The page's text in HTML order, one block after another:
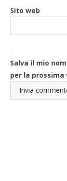
Sito web
Salva il mio
per la